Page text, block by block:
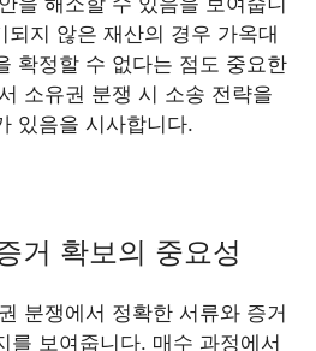
지 않은 재산의 경우 가옥대
확정할 수 없다는 점도 중요한
소유권 분쟁 시 소송 전략을
있음을 시사합니다.
거 확보의 중요성
분쟁에서 정확한 서류와 증거
를 보여줍니다. 매수 과정에서